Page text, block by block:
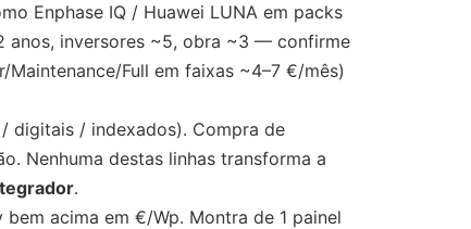
Enphase IQ / Huawei LUNA em packs
anos, inversores ~5, obra ~3 — confirme
Full em faixas ~4–7 €/mês)
digitais / indexados). Compra de
Nenhuma destas linhas transforma a
.
acima em €/Wp. Montra de 1 painel